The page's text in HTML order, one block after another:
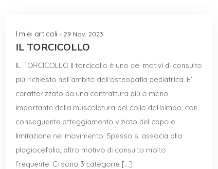
I miei articoli - 29 Nov, 2023
IL TORCICOLLO
IL TORCICOLLO Il torcicollo è uno dei motivi di consulto
più richiesto nell’ambito dell’osteopatia pediatrica. E’
caratterizzato da una contrattura più o meno
importante della muscolatura del collo del bimbo, con
conseguente atteggiamento viziato del capo e
limitazione nel movimento. Spesso si associa alla
plagiocefalia, altro motivo di consulto molto
frequente. Ci sono 3 categorie […]